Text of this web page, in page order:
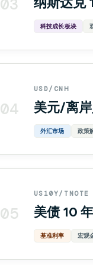
03
科技成长板块
04
USD/CNH
美元/离
外汇市场 政策
05
US10Y/TNOTE
美债 10
基准利率 宏观